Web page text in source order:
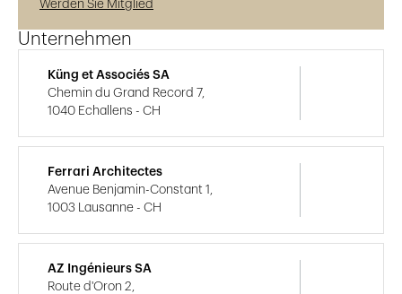
Werden Sie Mitglied
Unternehmen
Küng et Associés SA
Chemin du Grand Record 7,
1040 Echallens - CH
Ferrari Architectes
Avenue Benjamin-Constant 1,
1003 Lausanne - CH
AZ Ingénieurs SA
Route d'Oron 2,